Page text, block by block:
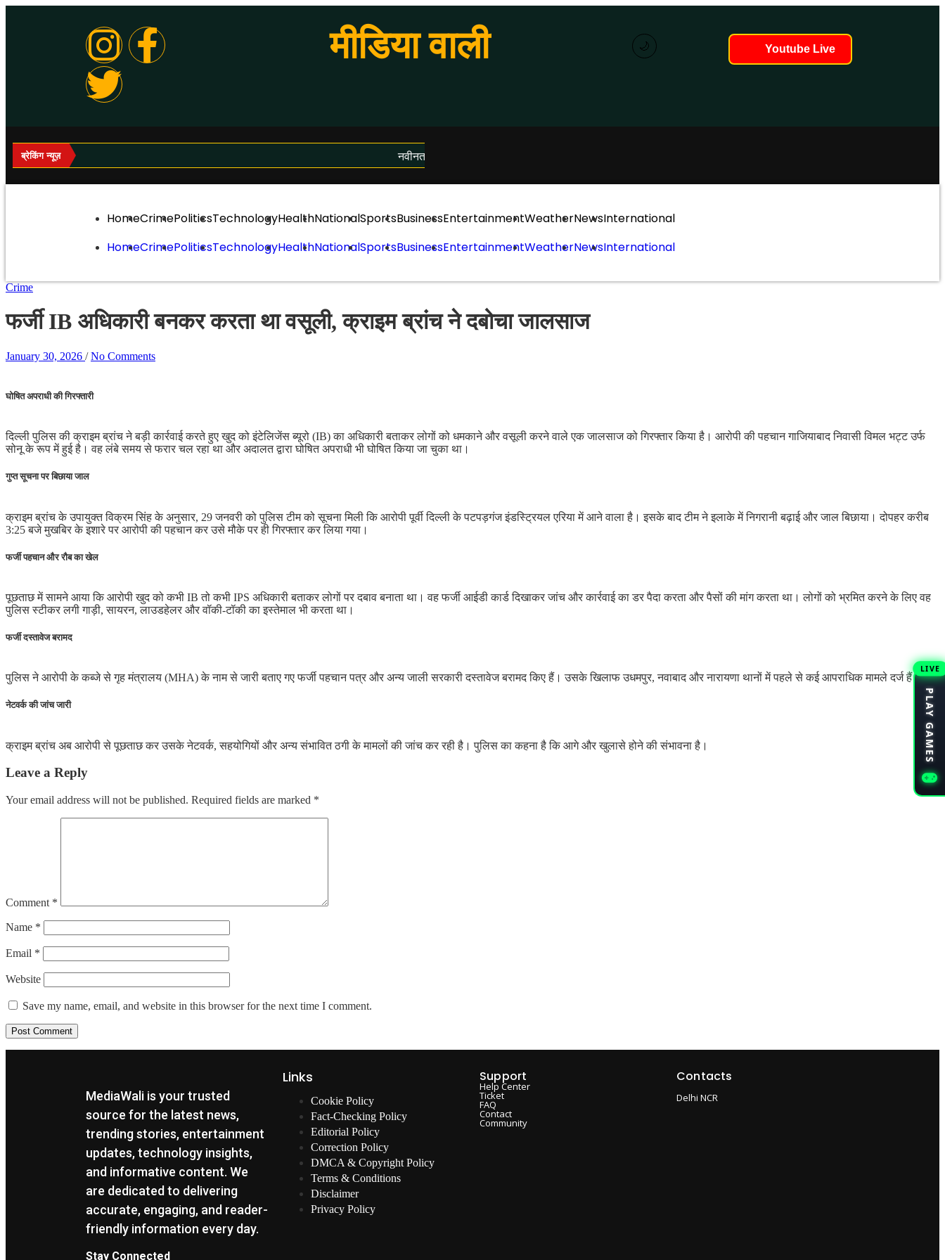
मीडिया वाली 🌙 Youtube Live
ब्रेकिंग न्यूज़ नवीनतम समाचार लोड हो रहे हैं...
HomeCrimePoliticsTechnologyHealthNationalSportsBusinessEntertainmentWeatherNewsInternational
HomeCrimePoliticsTechnologyHealthNationalSportsBusinessEntertainmentWeatherNewsInternational
Crime
फर्जी IB अधिकारी बनकर करता था वसूली, क्राइम ब्रांच ने दबोचा जालसाज
January 30, 2026 / No Comments
घोषित अपराधी की गिरफ्तारी
दिल्ली पुलिस की क्राइम ब्रांच ने बड़ी कार्रवाई करते हुए खुद को इंटेलिजेंस ब्यूरो (IB) का अधिकारी बताकर लोगों को धमकाने और वसूली करने वाले एक जालसाज को गिरफ्तार किया है। आरोपी की पहचान गाजियाबाद निवासी विमल भट्ट उर्फ
सोनू के रूप में हुई है। वह लंबे समय से फरार चल रहा था और अदालत द्वारा घोषित अपराधी भी घोषित किया जा चुका था।
गुप्त सूचना पर बिछाया जाल
क्राइम ब्रांच के उपायुक्त विक्रम सिंह के अनुसार, 29 जनवरी को पुलिस टीम को सूचना मिली कि आरोपी पूर्वी दिल्ली के पटपड़गंज इंडस्ट्रियल एरिया में आने वाला है। इसके बाद टीम ने इलाके में निगरानी बढ़ाई और जाल बिछाया। दोपहर करीब
3:25 बजे मुखबिर के इशारे पर आरोपी की पहचान कर उसे मौके पर ही गिरफ्तार कर लिया गया।
फर्जी पहचान और रौब का खेल
पूछताछ में सामने आया कि आरोपी खुद को कभी IB तो कभी IPS अधिकारी बताकर लोगों पर दबाव बनाता था। वह फर्जी आईडी कार्ड दिखाकर जांच और कार्रवाई का डर पैदा करता और पैसों की मांग करता था। लोगों को भ्रमित करने के लिए वह
पुलिस स्टीकर लगी गाड़ी, सायरन, लाउडहेलर और वॉकी-टॉकी का इस्तेमाल भी करता था।
फर्जी दस्तावेज बरामद
पुलिस ने आरोपी के कब्जे से गृह मंत्रालय (MHA) के नाम से जारी बताए गए फर्जी पहचान पत्र और अन्य जाली सरकारी दस्तावेज बरामद किए हैं। उसके खिलाफ उधमपुर, नवाबाद और नारायणा थानों में पहले से कई आपराधिक मामले दर्ज हैं।
नेटवर्क की जांच जारी
क्राइम ब्रांच अब आरोपी से पूछताछ कर उसके नेटवर्क, सहयोगियों और अन्य संभावित ठगी के मामलों की जांच कर रही है। पुलिस का कहना है कि आगे और खुलासे होने की संभावना है।
Leave a Reply
Your email address will not be published. Required fields are marked *
Comment *
Name *
Email *
Website
Save my name, email, and website in this browser for the next time I comment.
MediaWali is your trusted
source for the latest news,
trending stories, entertainment
updates, technology insights,
and informative content. We
are dedicated to delivering
accurate, engaging, and reader-
friendly information every day.
Stay Connected
Links
Cookie Policy
Fact-Checking Policy
Editorial Policy
Correction Policy
DMCA & Copyright Policy
Terms & Conditions
Disclaimer
Privacy Policy
Support
Help Center
Ticket
FAQ
Contact
Community
Contacts
Delhi NCR
LIVE
PLAY GAMES